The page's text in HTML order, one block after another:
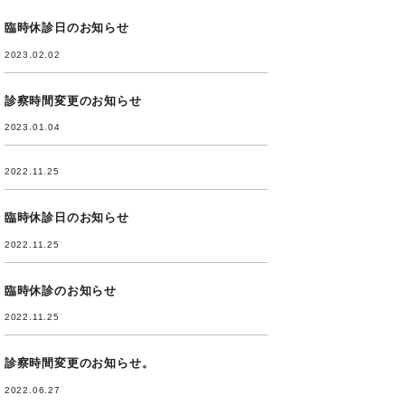
臨時休診日のお知らせ
2023.02.02
診察時間変更のお知らせ
2023.01.04
2022.11.25
臨時休診日のお知らせ
2022.11.25
臨時休診のお知らせ
2022.11.25
診察時間変更のお知らせ。
2022.06.27